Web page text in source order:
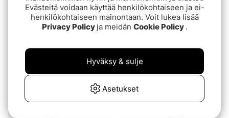
BKK Spear-20 SS Treble
€7.80
VMC 4551 UV Assorted
Round 1X Strong
Evästeitä voidaan käyttää henkilökohtaiseen ja ei-
henkilökohtaiseen mainontaan. Voit lukea lisää
Privacy Policy ja meidän Cookie Policy .
Asetukset
Hyväksy & sulje